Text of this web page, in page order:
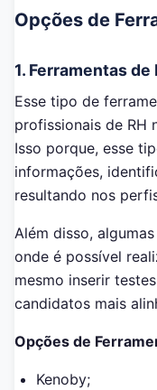
Opções de
1. Ferramentas
Esse tipo de
profissionais de RH
Isso porque, esse
informações,
resultando nos
Além disso,
onde é possível
mesmo inserir
candidatos mais
Opções de
Kenoby;